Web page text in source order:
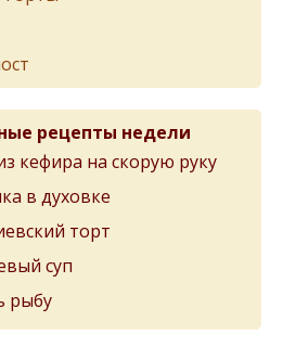
рецепты недели
кефира на скорую руку
в духовке
торт
суп
рыбу